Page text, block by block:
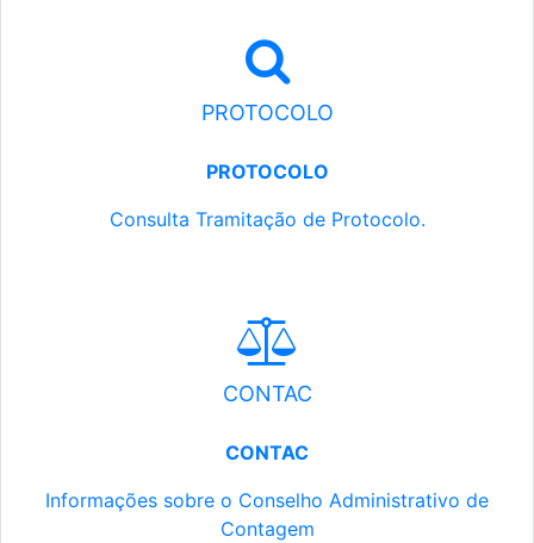
PROTOCOLO
PROTOCOLO
Consulta Tramitação de Protocolo.
CONTAC
CONTAC
Informações sobre o Conselho Administrativo de
Contagem